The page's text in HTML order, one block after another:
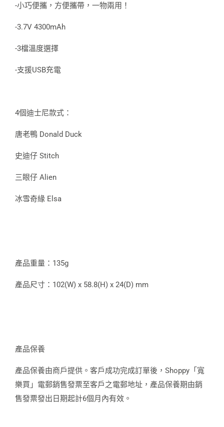
-小巧便攜，方便攜帶，一物兩用！
-3.7V 4300mAh
-3檔溫度選擇
-支援USB充電
4個迪士尼款式：
唐老鴨 Donald Duck
史迪仔 Stitch
三眼仔 Alien
冰雪奇緣 Elsa
產品重量：135g
產品尺寸：102(W) x 58.8(H) x 24(D) mm
產品保養
產品保養由商戶提供。客戶成功完成訂單後，Shoppy「寬
樂買」電郵銷售發票至客戶之電郵地址，產品保養期由銷
售發票發出日期起計6個月內有效。